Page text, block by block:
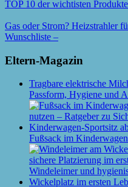
TOP 10 der wichtisten
Gas oder Strom? Heizstrahler
Wunschliste –
Eltern-Magazin
Tragbare elektrische
Passform, Hygiene und
Fußsack im